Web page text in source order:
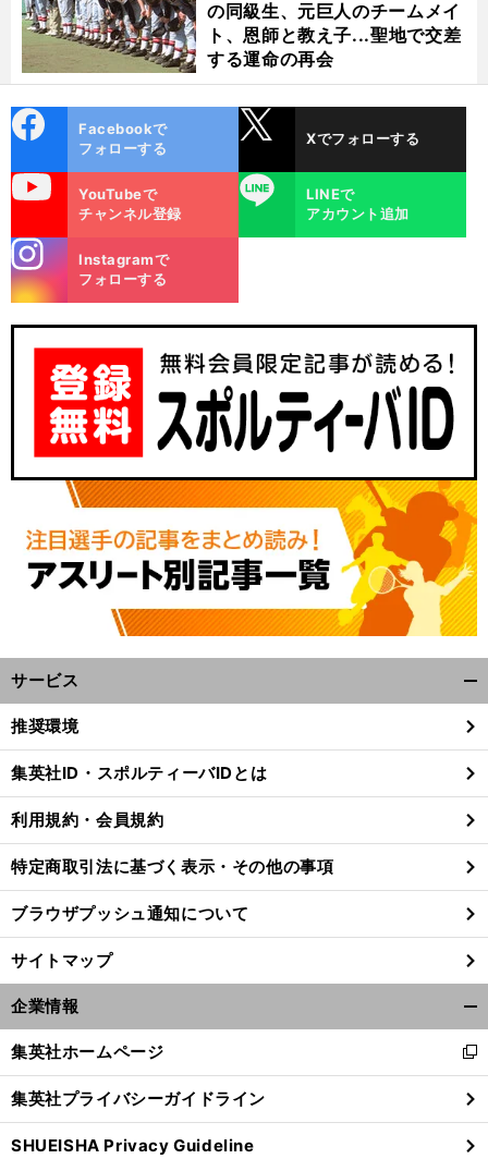
へ
の同級生、元巨人のチームメイ
ト、恩師と教え子...聖地で交差
する運命の再会
ok
Facebookで
フォローする
Xでフォローする
YouTubeで
チャンネル登録
LINE
LINEで
アカウント追加
m
Instagramで
フォローする
サービス
閉
る
推奨環境
集英社ID・スポルティーバIDとは
利用規約・会員規約
特定商取引法に基づく表示・その他の事項
ブラウザプッシュ通知について
サイトマップ
企業情報
閉
る
集英社ホームページ
新
し
い
ウ
ィ
集英社プライバシーガイドライン
SHUEISHA Privacy Guideline